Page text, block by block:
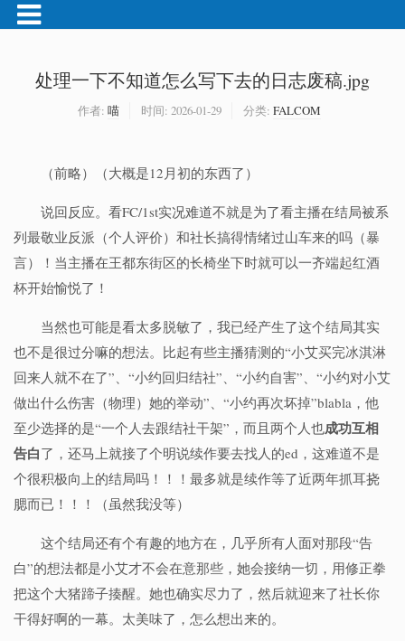
处理一下不知道怎么写下去的日志废稿.jpg
作者: 喵 时间: 2026-01-29 分类: FALCOM
（前略）（大概是12月初的东西了）
说回反应。看FC/1st实况难道不就是为了看主播在结局被系
列最敬业反派（个人评价）和社长搞得情绪过山车来的吗（暴
言）！当主播在王都东街区的长椅坐下时就可以一齐端起红酒
杯开始愉悦了！
当然也可能是看太多脱敏了，我已经产生了这个结局其实
也不是很过分嘛的想法。比起有些主播猜测的“小艾买完冰淇淋
回来人就不在了”、“小约回归结社”、“小约自害”、“小约对小艾
做出什么伤害（物理）她的举动”、“小约再次坏掉”blabla，他
至少选择的是“一个人去跟结社干架”，而且两个人也成功互相
告白了，还马上就接了个明说续作要去找人的ed，这难道不是
个很积极向上的结局吗！！！最多就是续作等了近两年抓耳挠
腮而已！！！（虽然我没等）
这个结局还有个有趣的地方在，几乎所有人面对那段“告
白”的想法都是小艾才不会在意那些，她会接纳一切，用修正拳
把这个大猪蹄子揍醒。她也确实尽力了，然后就迎来了社长你
干得好啊的一幕。太美味了，怎么想出来的。